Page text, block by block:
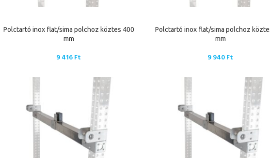
Polctartó inox flat/sima polchoz köztes 400
mm
9 416Ft
Polctartó inox flat/sima polchoz
mm
9 940Ft